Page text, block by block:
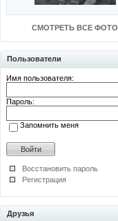
СМОТРЕТЬ ВСЕ ФОТО
Пользователи
Имя пользователя:
Пароль:
Запомнить меня
Восстановить пароль
Регистрация
Друзья